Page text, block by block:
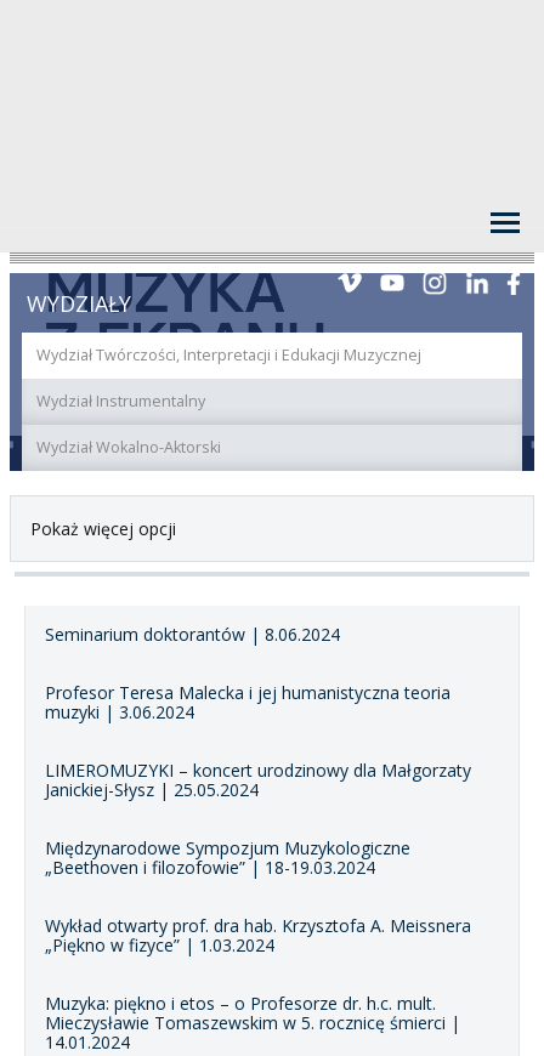
WYDZIAŁY
Wydział Twórczości, Interpretacji i Edukacji Muzycznej
Wydział Instrumentalny
Wydział Wokalno-Aktorski
Pokaż więcej opcji
Seminarium doktorantów | 8.06.2024
Profesor Teresa Malecka i jej humanistyczna teoria
muzyki | 3.06.2024
LIMEROMUZYKI – koncert urodzinowy dla Małgorzaty
Janickiej-Słysz | 25.05.2024
Międzynarodowe Sympozjum Muzykologiczne
„Beethoven i filozofowie” | 18-19.03.2024
Wykład otwarty prof. dra hab. Krzysztofa A. Meissnera
„Piękno w fizyce” | 1.03.2024
Muzyka: piękno i etos – o Profesorze dr. h.c. mult.
Mieczysławie Tomaszewskim w 5. rocznicę śmierci |
14.01.2024